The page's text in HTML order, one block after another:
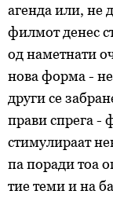
агенда или, не
филмот денес
од наметнати
нова форма -
други се
прави спрега -
стимулираат
па поради тоа
тие теми и на